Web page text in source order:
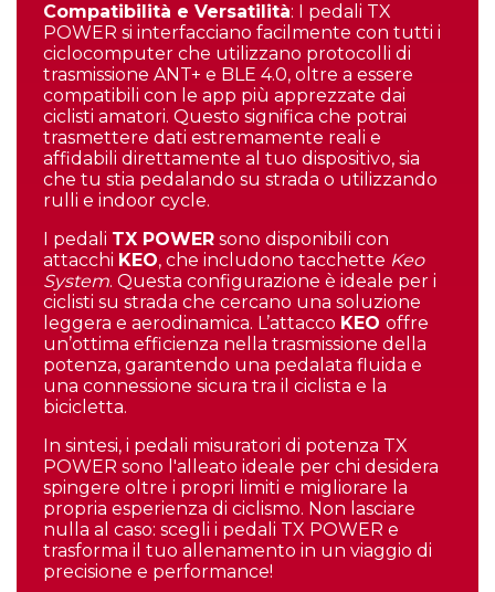
Compatibilità e Versatilità: I pedali TX
POWER si interfacciano facilmente con tutti i
ciclocomputer che utilizzano protocolli di
trasmissione ANT+ e BLE 4.0, oltre a essere
compatibili con le app più apprezzate dai
ciclisti amatori. Questo significa che potrai
trasmettere dati estremamente reali e
affidabili direttamente al tuo dispositivo, sia
che tu stia pedalando su strada o utilizzando
rulli e indoor cycle.
I pedali TX POWER sono disponibili con
attacchi KEO, che includono tacchette Keo
System. Questa configurazione è ideale per i
ciclisti su strada che cercano una soluzione
leggera e aerodinamica. L’attacco KEO offre
un’ottima efficienza nella trasmissione della
potenza, garantendo una pedalata fluida e
una connessione sicura tra il ciclista e la
bicicletta.
In sintesi, i pedali misuratori di potenza TX
POWER sono l'alleato ideale per chi desidera
spingere oltre i propri limiti e migliorare la
propria esperienza di ciclismo. Non lasciare
nulla al caso: scegli i pedali TX POWER e
trasforma il tuo allenamento in un viaggio di
precisione e performance!